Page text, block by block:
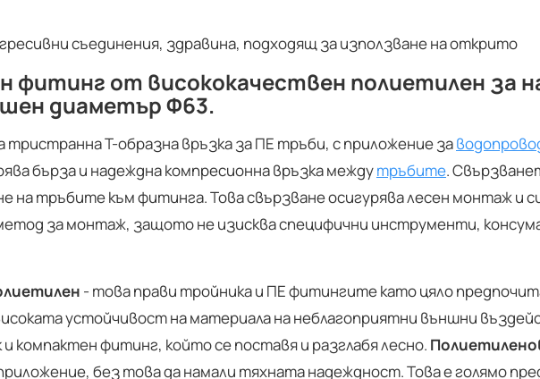
съединения, здравина, подходящ за използване на открито
фитинг от висококачествен полиетилен за
диаметър Ф63.
тристранна Т-образна връзка за ПЕ тръби, с приложение за
бърза и надеждна компресионна връзка междутръбите.
тръбите към фитинга. Това свързване осигурява лесен монтаж и
за монтаж, защото не изисква специфични инструменти,
- това прави тройника и ПЕ фитингите като цяло
устойчивост на материала на неблагоприятни външни
и компактен фитинг, който се поставя и разглабя лесно.
без това да намали тяхната надеждност. Това е голямо